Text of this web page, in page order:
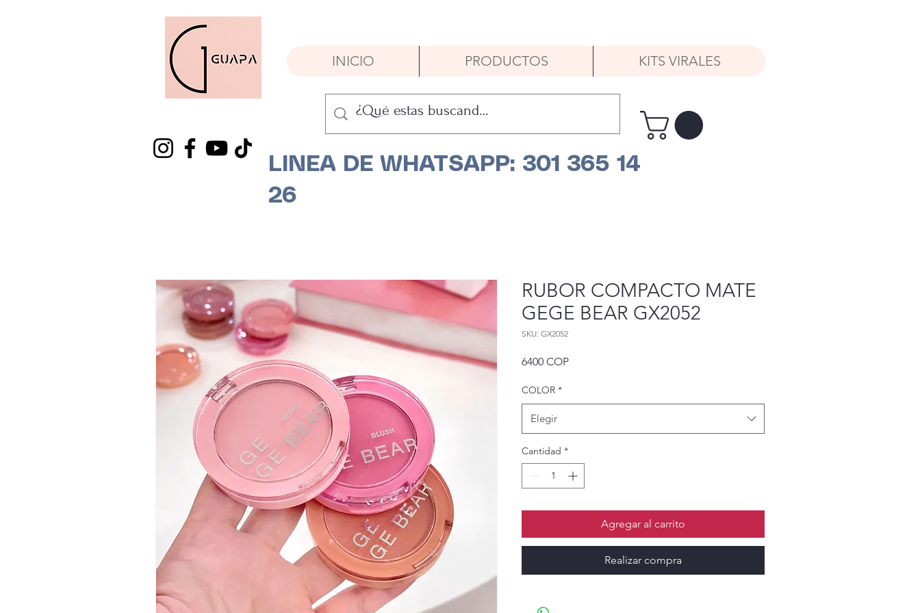
INICIO PRODUCTOS KITS VIRALES
LINEA DE WHATSAPP: 301 365 14
26
RUBOR COMPACTO MATE
GEGE BEAR GX2052
SKU: GX2052
6400 COPPrecio
COLOR *
Elegir
Cantidad *
Agregar al carrito
Realizar compra